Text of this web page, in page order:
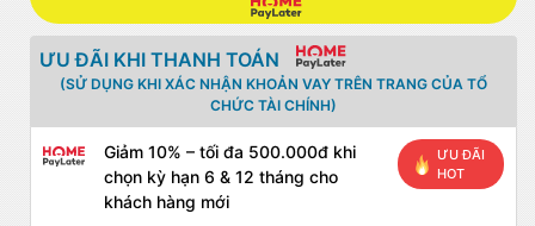
ƯU ĐÃI KHI THANH TOÁN
(SỬ DỤNG KHI XÁC NHẬN KHOẢN VAY TRÊN TRANG CỦA TỔ
CHỨC TÀI CHÍNH)
Giảm 10% – tối đa 500.000đ khi
chọn kỳ hạn 6 & 12 tháng cho
khách hàng mới
ƯU ĐÃI
HOT